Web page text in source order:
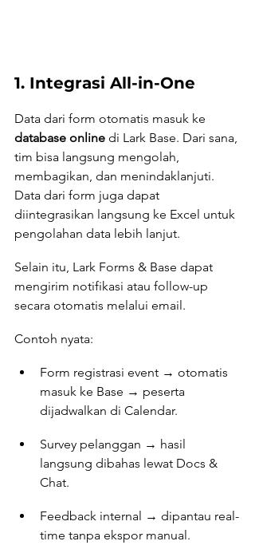
1. Integrasi All-in-One
Data dari form otomatis masuk ke
database online di Lark Base. Dari sana,
tim bisa langsung mengolah,
membagikan, dan menindaklanjuti.
Data dari form juga dapat
diintegrasikan langsung ke Excel untuk
pengolahan data lebih lanjut.
Selain itu, Lark Forms & Base dapat
mengirim notifikasi atau follow-up
secara otomatis melalui email.
Contoh nyata:
Form registrasi event → otomatis
masuk ke Base → peserta
dijadwalkan di Calendar.
Survey pelanggan → hasil
langsung dibahas lewat Docs &
Chat.
Feedback internal → dipantau real-
time tanpa ekspor manual.